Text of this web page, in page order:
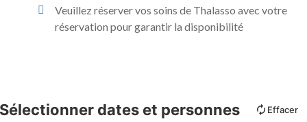
Veuillez réserver vos soins de Thalasso avec votre
réservation pour garantir la disponibilité
Sélectionner dates et personnes Effacer